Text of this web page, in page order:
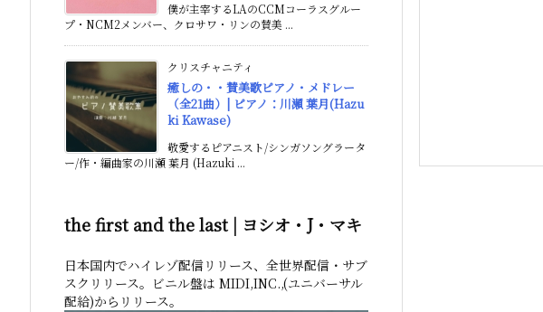
僕が主宰するLAのCCMコーラスグルー
プ・NCM2メンバー、クロサワ・リンの賛美 ...
クリスチャニティ
癒しの・・賛美歌ピアノ・メドレー
（全21曲）| ピアノ：川瀬 葉月(Hazu
ki Kawase)
敬愛するピアニスト/シンガソングラータ
ー/作・編曲家の川瀬 葉月 (Hazuki ...
the first and the last | ヨシオ・J・マキ
日本国内でハイレゾ配信リリース、全世界配信・サブ
スクリリース。ビニル盤は MIDI,INC.,(ユニバーサル
配給)からリリース。